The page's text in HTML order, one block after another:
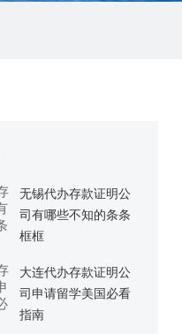
无锡代办存款证明公
司有哪些不知的条条
框框
大连代办存款证明公
司申请留学美国必看
指南